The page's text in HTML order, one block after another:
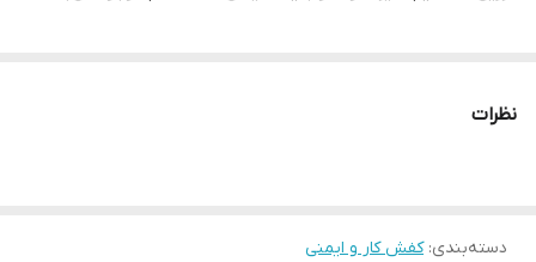
نظرات
دسته‌بندی:کفش کار و ایمنی